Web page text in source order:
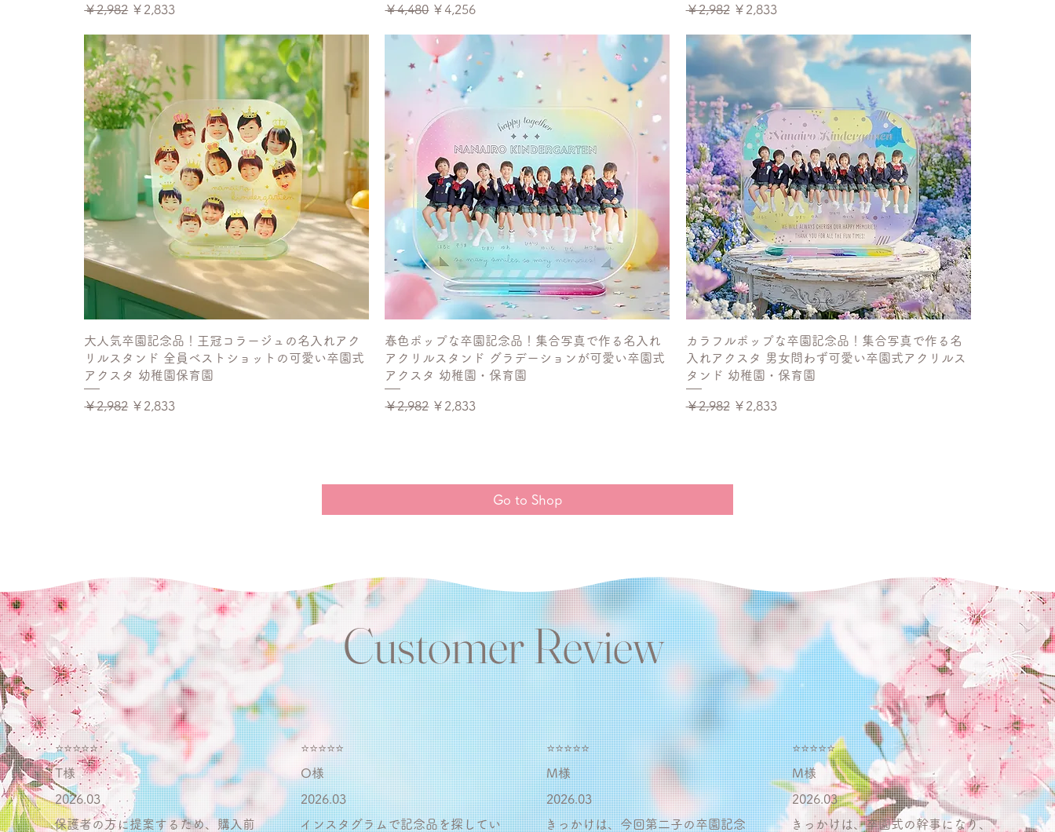
Customer Review
⭐️⭐️⭐️⭐️⭐️
T様
2026.03
保護者の方に提案するため、購入前
⭐️⭐️⭐️⭐️⭐️
O様
2026.03
インスタグラムで記念品を探してい
⭐️⭐️⭐️⭐️⭐️
M様
2026.03
きっかけは、今回第二子の卒園記念
⭐️⭐️⭐️⭐️⭐️
M様
2026.03
きっかけは、卒園式の幹事になり、
通常価格
￥2,982 セール価格
￥2,833 通常価格
￥4,480 セール価格
￥4,256 通常価格
￥2,982 セール価格
￥2,833
大人気卒園記念品！王冠コラージュの名入れアク
リルスタンド 全員ベストショットの可愛い卒園式
アクスタ 幼稚園保育園
通常価格
￥2,982 セール価格
￥2,833
春色ポップな卒園記念品！集合写真で作る名入れ
アクリルスタンド グラデーションが可愛い卒園式
アクスタ 幼稚園・保育園
通常価格
￥2,982 セール価格
￥2,833
カラフルポップな卒園記念品！集合写真で作る名
入れアクスタ 男女問わず可愛い卒園式アクリルス
タンド 幼稚園・保育園
通常価格
￥2,982 セール価格
￥2,833
Go to Shop